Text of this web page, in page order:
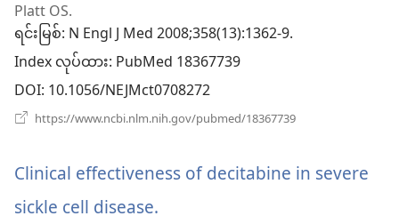
င့်
နေ
တယ်)
Platt OS.
ရင်းမြစ်‎: N Engl J Med 2008;358(13):1362-9.
Index လုပ်ထား‎: PubMed 18367739
DOI‎: 10.1056/NEJMct0708272
https://www.ncbi.nlm.nih.gov/pubmed/18367739
င့်
နေ
Clinical effectiveness of decitabine in severe
sickle cell disease.